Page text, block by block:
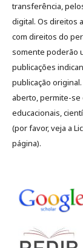
transferência,
digital. Os direitos
com direitos do
somente poderão
publicações
publicação
aberto, permite-se
educacionais,
(por favor, veja a
página).